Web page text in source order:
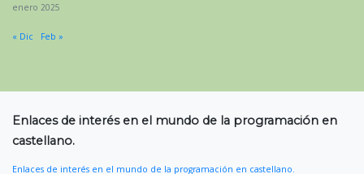
enero 2025
« Dic Feb »
Enlaces de interés en el mundo de la programación en
castellano.
Enlaces de interés en el mundo de la programación en castellano.